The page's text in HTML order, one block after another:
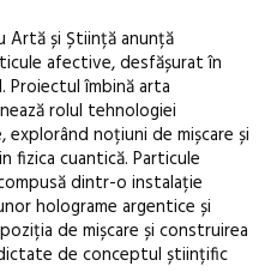
Artă și Știință anunță
afective, desfășurat în
Proiectul îmbină arta
rolul tehnologiei
noțiuni de mișcare și
fizica cuantică. Particule
dintr-o instalație
holograme argentice și
de mișcare și construirea
de conceptul științific